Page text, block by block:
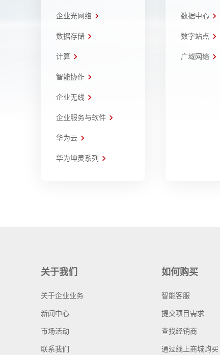
企业光网络
数据存储
计算
智能协作
企业无线
企业服务与软件
华为云
华为坤灵系列
数据中心
数字站点
广域网络
关于我们
关于企业业务
新闻中心
市场活动
联系我们
如何购买
智能客服
提交项目需求
查找经销商
通过线上商城购买